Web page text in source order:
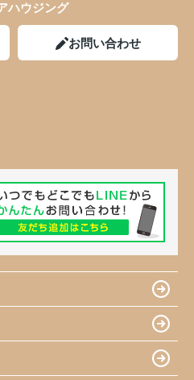
ハウジング
お問い合わせ